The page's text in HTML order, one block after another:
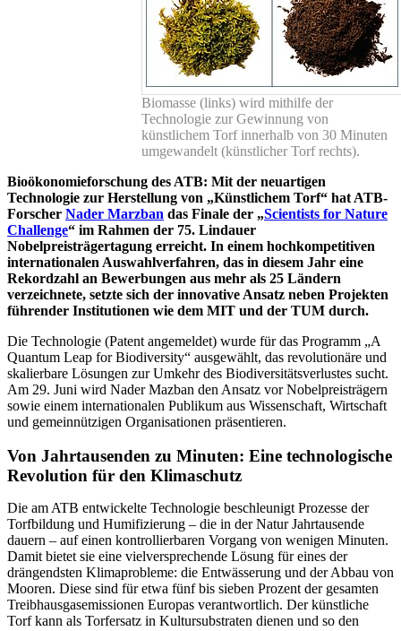
Biomasse (links) wird mithilfe der
Technologie zur Gewinnung von
künstlichem Torf innerhalb von 30 Minuten
umgewandelt (künstlicher Torf rechts).
Bioökonomieforschung des ATB: Mit der neuartigen
Technologie zur Herstellung von „Künstlichem Torf“ hat ATB-
Forscher Nader Marzban das Finale der „Scientists for Nature
Challenge“ im Rahmen der 75. Lindauer
Nobelpreisträgertagung erreicht. In einem hochkompetitiven
internationalen Auswahlverfahren, das in diesem Jahr eine
Rekordzahl an Bewerbungen aus mehr als 25 Ländern
verzeichnete, setzte sich der innovative Ansatz neben Projekten
führender Institutionen wie dem MIT und der TUM durch.
Die Technologie (Patent angemeldet) wurde für das Programm „A
Quantum Leap for Biodiversity“ ausgewählt, das revolutionäre und
skalierbare Lösungen zur Umkehr des Biodiversitätsverlustes sucht.
Am 29. Juni wird Nader Mazban den Ansatz vor Nobelpreisträgern
sowie einem internationalen Publikum aus Wissenschaft, Wirtschaft
und gemeinnützigen Organisationen präsentieren.
Von Jahrtausenden zu Minuten: Eine technologische
Revolution für den Klimaschutz
Die am ATB entwickelte Technologie beschleunigt Prozesse der
Torfbildung und Humifizierung – die in der Natur Jahrtausende
dauern – auf einen kontrollierbaren Vorgang von wenigen Minuten.
Damit bietet sie eine vielversprechende Lösung für eines der
drängendsten Klimaprobleme: die Entwässerung und der Abbau von
Mooren. Diese sind für etwa fünf bis sieben Prozent der gesamten
Treibhausgasemissionen Europas verantwortlich. Der künstliche
Torf kann als Torfersatz in Kultursubstraten dienen und so den